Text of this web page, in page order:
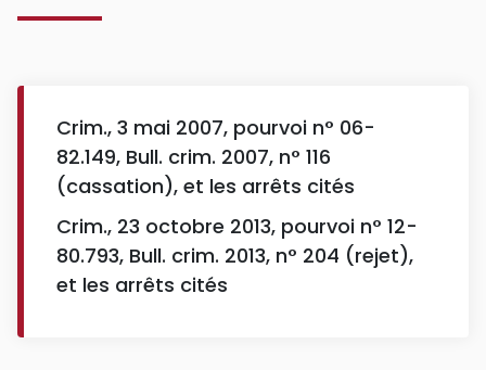
Crim., 3 mai 2007, pourvoi n° 06-
82.149, Bull. crim. 2007, n° 116
(cassation), et les arrêts cités
Crim., 23 octobre 2013, pourvoi n° 12-
80.793, Bull. crim. 2013, n° 204 (rejet),
et les arrêts cités